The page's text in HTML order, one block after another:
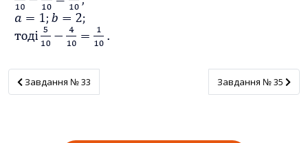
Завдання № 33
Завдання № 33 Завдання № 35
Завдання № 35